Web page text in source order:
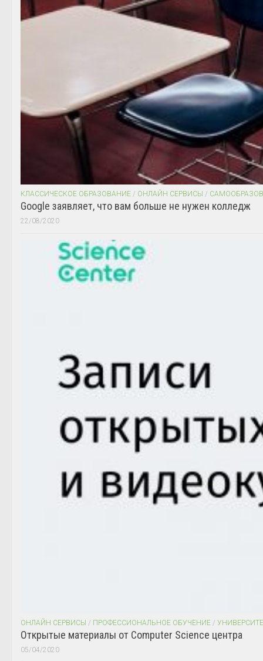
КЛАССИЧЕСКОЕ ОБРАЗОВАНИЕ / ОНЛАЙН СЕРВИСЫ /
Google заявляет, что вам больше не нужен колледж
22/08/2020
ОНЛАЙН СЕРВИСЫ / ПРОФЕССИОНАЛЬНОЕ ОБУЧЕНИЕ /
Открытые материалы от Computer Science центра
05/04/2020